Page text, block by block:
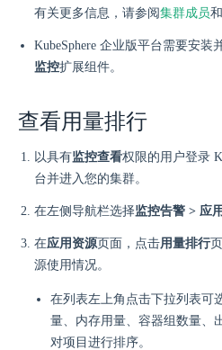
有关更多信息，请参阅集群成员和
KubeSphere 企业版平台需要安装
监控扩展组件。
查看用量排行
以具有监控查看权限的用户登录
台并进入您的集群。
在左侧导航栏选择监控告警 > 应
在应用资源页面，点击用量排行
源使用情况。
在列表左上角点击下拉列表可
量、内存用量、容器组数量、
对项目进行排序。